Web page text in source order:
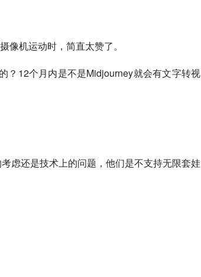
机运动时，简直太赞了。
？12个月内是不是Midjourney就会有文字转视
虑还是技术上的问题，他们是不支持无限套娃